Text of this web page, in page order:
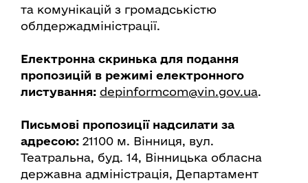
та комунікацій з громадськістю
облдержадміністрації.
Електронна скринька для подання
пропозицій в режимі електронного
листування: depinformcom@vin.gov.ua.
Письмові пропозиції надсилати за
адресою: 21100 м. Вінниця, вул.
Театральна, буд. 14, Вінницька обласна
державна адміністрація, Департамент